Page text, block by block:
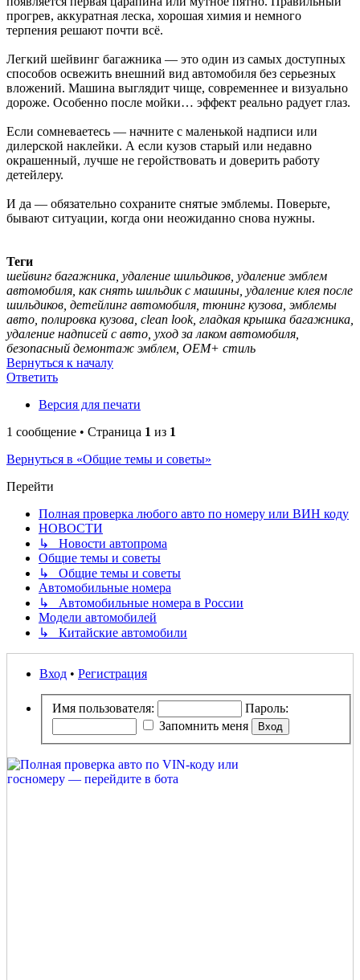
прогрев, аккуратная леска, хорошая химия и немного
терпения решают почти всё.
Легкий шейвинг багажника — это один из самых доступных
способов освежить внешний вид автомобиля без серьезных
вложений. Машина выглядит чище, современнее и визуально
дороже. Особенно после мойки… эффект реально радует глаз.
Если сомневаетесь — начните с маленькой надписи или
дилерской наклейки. А если кузов старый или недавно
окрашенный, лучше не геройствовать и доверить работу
детейлеру.
И да — обязательно сохраните снятые эмблемы. Поверьте,
бывают ситуации, когда они неожиданно снова нужны.
Теги
шейвинг багажника, удаление шильдиков, удаление эмблем
автомобиля, как снять шильдик с машины, удаление клея после
шильдиков, детейлинг автомобиля, тюнинг кузова, эмблемы
авто, полировка кузова, clean look, гладкая крышка багажника,
удаление надписей с авто, уход за лаком автомобиля,
безопасный демонтаж эмблем, OEM+ стиль
Вернуться к началу
Ответить
Версия для печати
1 сообщение • Страница 1 из 1
Вернуться в «Общие темы и советы»
Перейти
Полная проверка любого авто по номеру или ВИН коду
НОВОСТИ
↳ Новости автопрома
Общие темы и советы
↳ Общие темы и советы
Автомобильные номера
↳ Автомобильные номера в России
Модели автомобилей
↳ Китайские автомобили
Вход • Регистрация
Имя пользователя:
Пароль:
Запомнить меня